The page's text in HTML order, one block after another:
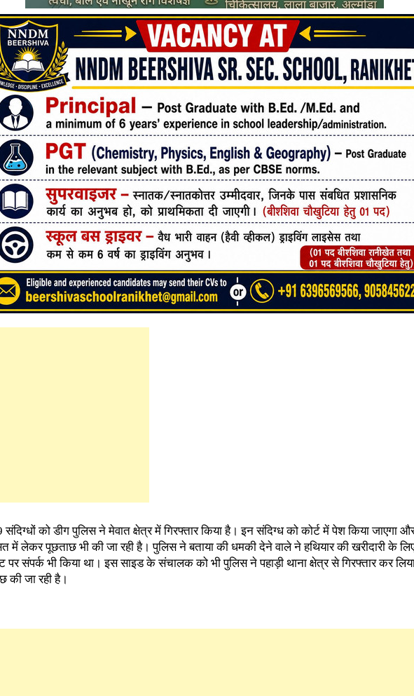
को डीग पुलिस ने मेवात क्षेत्र में गिरफ्तार किया है। इन संदिग्ध को कोर्ट में पेश किया जाएगा
में लेकर पूछताछ भी की जा रही है। पुलिस ने बताया की धमकी देने वाले ने हथियार की खरीदारी के
संपर्क भी किया था। इस साइड के संचालक को भी पुलिस ने पहाड़ी थाना क्षेत्र से गिरफ्तार कर
की जा रही है।